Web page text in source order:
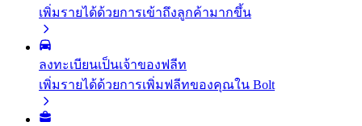
เพิ่มรายได้ด้วยการเข้าถึงลูกค้ามากขึ้น
ลงทะเบียนเป็นเจ้าของฟลีท
เพิ่มรายได้ด้วยการเพิ่มฟลีทของคุณใน Bolt